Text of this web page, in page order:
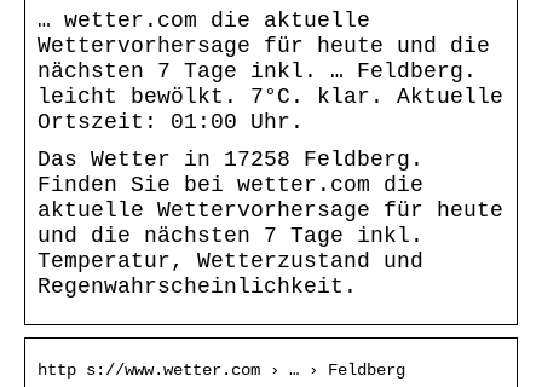
… wetter.com die aktuelle
Wettervorhersage für heute und die
nächsten 7 Tage inkl. … Feldberg.
leicht bewölkt. 7°C. klar. Aktuelle
Ortszeit: 01:00 Uhr.
Das Wetter in 17258 Feldberg.
Finden Sie bei wetter.com die
aktuelle Wettervorhersage für heute
und die nächsten 7 Tage inkl.
Temperatur, Wetterzustand und
Regenwahrscheinlichkeit.
http s://www.wetter.com › … › Feldberg